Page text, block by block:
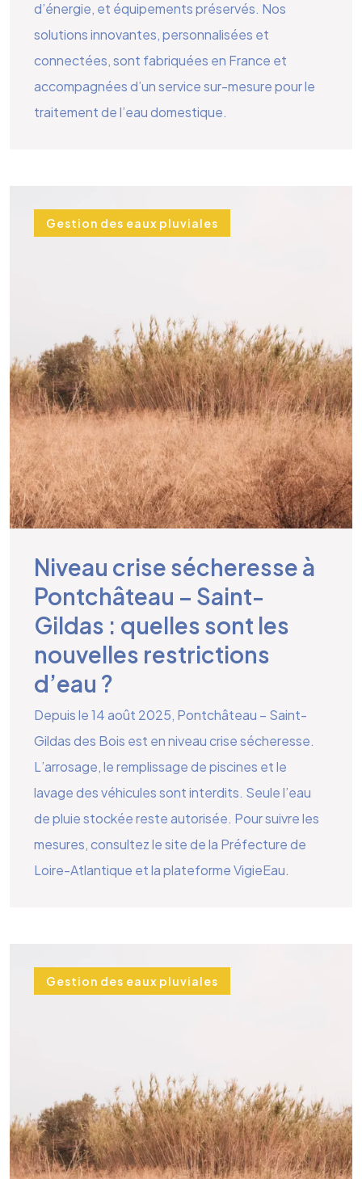
d’énergie, et équipements préservés. Nos
solutions innovantes, personnalisées et
connectées, sont fabriquées en France et
accompagnées d’un service sur-mesure pour le
traitement de l’eau domestique.
Gestion des eaux pluviales
Niveau crise sécheresse à
Pontchâteau – Saint-
Gildas : quelles sont les
nouvelles restrictions
d’eau ?
Depuis le 14 août 2025, Pontchâteau – Saint-
Gildas des Bois est en niveau crise sécheresse.
L’arrosage, le remplissage de piscines et le
lavage des véhicules sont interdits. Seule l’eau
de pluie stockée reste autorisée. Pour suivre les
mesures, consultez le site de la Préfecture de
Loire-Atlantique et la plateforme VigieEau.
Gestion des eaux pluviales